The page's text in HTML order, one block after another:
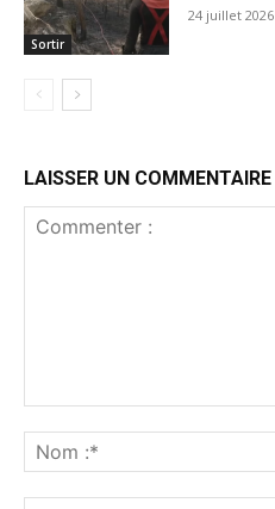
Sortir
24 juillet 2026
LAISSER UN COMMENTAIRE